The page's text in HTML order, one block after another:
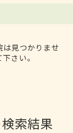
見つかりませ
さい。
索結果